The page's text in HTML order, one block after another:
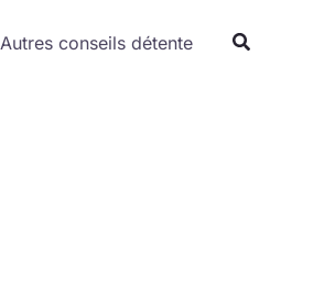
Autres conseils détente